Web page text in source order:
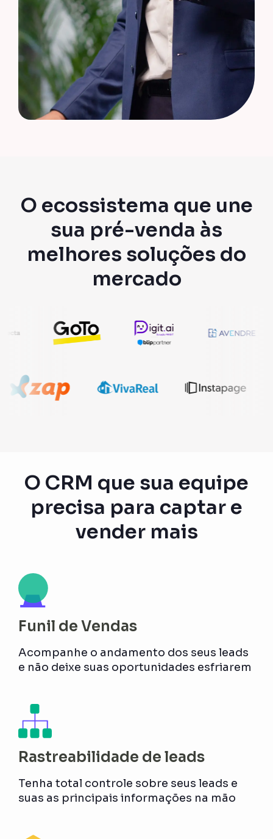
O ecossistema que une
sua pré-venda às
melhores soluções do
mercado
O CRM que sua equipe
precisa para captar e
vender mais
Funil de Vendas
Acompanhe o andamento dos seus leads
e não deixe suas oportunidades esfriarem
Rastreabilidade de leads
Tenha total controle sobre seus leads e
suas as principais informações na mão